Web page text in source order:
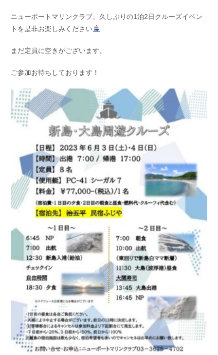
ニューポートマリンクラブ、久しぶりの1泊2日クルーズイベン
トを是非お楽しみください
まだ定員に空きがございます。
ご参加お待ちしております！